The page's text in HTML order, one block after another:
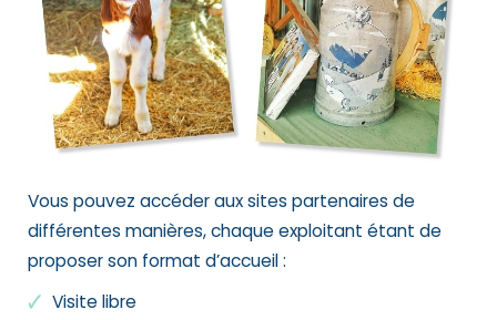
Vous pouvez accéder aux sites partenaires de
différentes manières, chaque exploitant étant de
proposer son format d’accueil :
Visite libre